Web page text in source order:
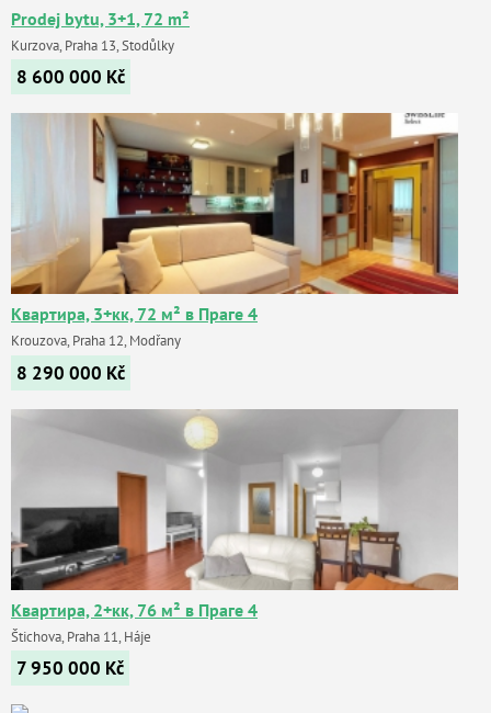
Prodej bytu, 3+1, 72 m²
Kurzova, Praha 13, Stodůlky
8 600 000 Kč
Квартира, 3+кк, 72 м² в Праге 4
Krouzova, Praha 12, Modřany
8 290 000 Kč
Квартира, 2+кк, 76 м² в Праге 4
Štichova, Praha 11, Háje
7 950 000 Kč